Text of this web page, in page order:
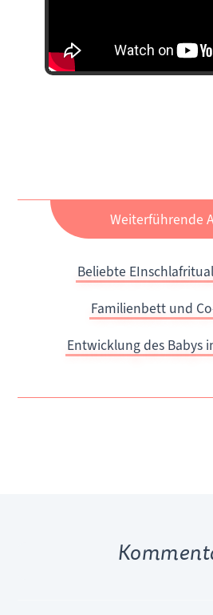
Weiterführende
Beliebte
Familienbett und
Entwicklung des Babys